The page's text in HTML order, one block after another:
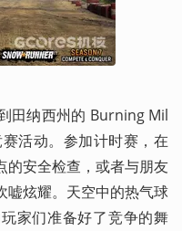
田纳西州的 Burning Mil
活动。参加计时赛，在
的安全检查，或者与朋友
嘘炫耀。天空中的热气球
家们准备好了竞争的舞